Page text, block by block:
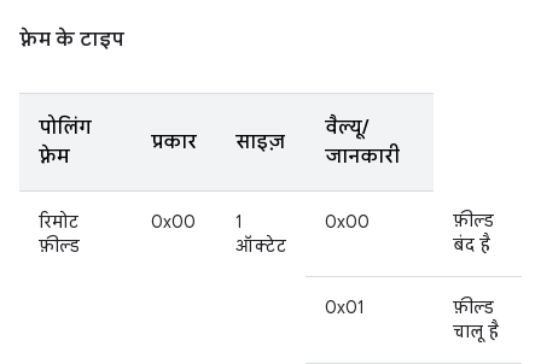
फ़्रेम के टाइप
पोलिंग
फ़्रेम
प्रकार साइज़
वैल्यू/
जानकारी
रिमोट
फ़ील्ड
0x00
1
ऑक्टेट
0x00
फ़ील्ड
बंद है
0x01
फ़ील्ड
चालू है